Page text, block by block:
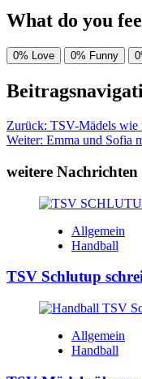
What do you
0% Love 0% Funny
Zurück: TSV-Mädels wie
Weiter: Emma und Sofia
weitere Nachrichten
Allgemein
Handball
TSV Schlutup
Allgemein
Handball